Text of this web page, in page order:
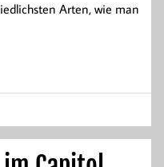
Arten, wie man